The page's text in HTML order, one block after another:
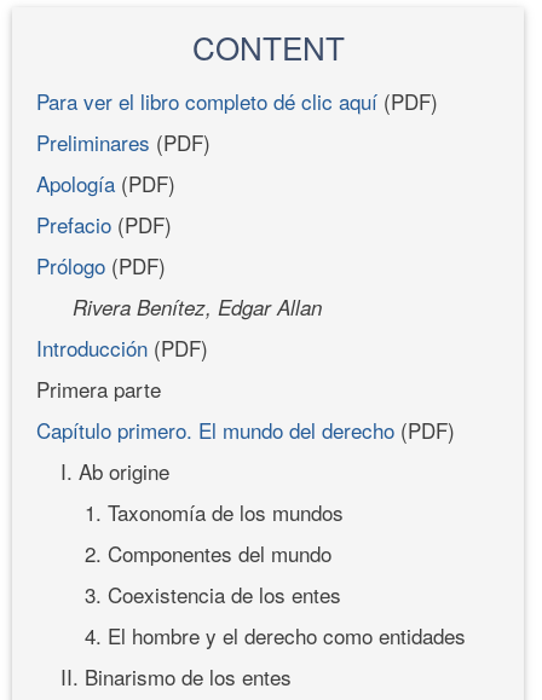
CONTENT
Para ver el libro completo dé clic aquí (PDF)
Preliminares (PDF)
Apología (PDF)
Prefacio (PDF)
Prólogo (PDF)
Rivera Benítez, Edgar Allan
Introducción (PDF)
Primera parte
Capítulo primero. El mundo del derecho (PDF)
I. Ab origine
1. Taxonomía de los mundos
2. Componentes del mundo
3. Coexistencia de los entes
4. El hombre y el derecho como entidades
II. Binarismo de los entes